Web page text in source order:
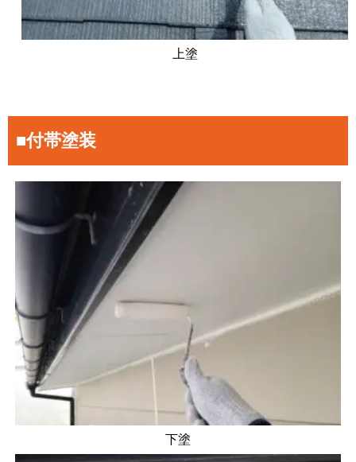
上塗
■付帯塗装
下塗